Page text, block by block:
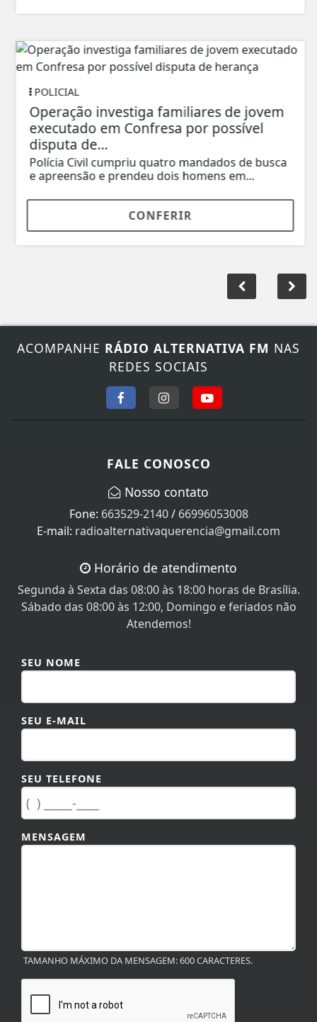
POLICIAL
Operação investiga familiares de jovem
executado em Confresa por possível
disputa de...
Polícia Civil cumpriu quatro mandados de busca
e apreensão e prendeu dois homens em...
CONFERIR
ACOMPANHE RÁDIO ALTERNATIVA FM NAS
REDES SOCIAIS
FALE CONOSCO
Nosso contato
Fone: 663529-2140/ 66996053008
E-mail: radioalternativaquerencia@gmail.com
Horário de atendimento
Segunda à Sexta das 08:00 às 18:00 horas de Brasília.
Sábado das 08:00 às 12:00, Domingo e feriados não
Atendemos!
SEU NOME
SEU E-MAIL
SEU TELEFONE
MENSAGEM
TAMANHO MÁXIMO DA MENSAGEM: 600 CARACTERES.